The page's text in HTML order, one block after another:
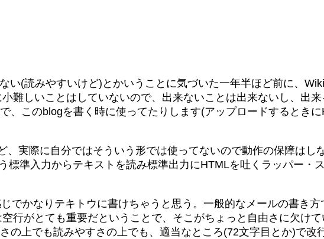
い(読みやすいけど)とかいうことに気づいた一年半ほど前に、
難しいことはしていないので、出来ないことは出来ないし、出
、このblogを書く時に使ってたりします(アップロードするとき
実際に自分ではそういう形では使ってないので動作の保障はし
標準入力からテキストを読み標準出力にHTMLを吐くラッパー・
でかなりテキトウに書けちゃうと思う。一般的なメールの書き方
行がとても重要だということで、そこがちょっと自由さに欠け
の上でも読みやすさの上でも、適当なところ(72文字目とか)で改